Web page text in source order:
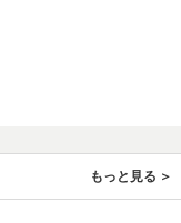
もっと見る